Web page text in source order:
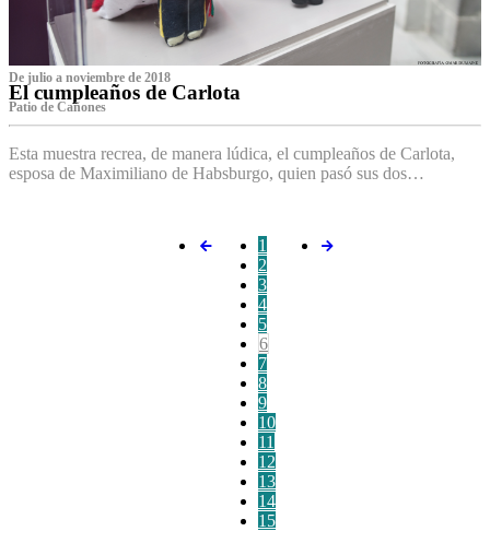
De julio a noviembre de 2018
El cumpleaños de Carlota
Patio de Cañones
Esta muestra recrea, de manera lúdica, el cumpleaños de Carlota,
esposa de Maximiliano de Habsburgo, quien pasó sus dos…
1
2
3
4
5
6
7
8
9
10
11
12
13
14
15